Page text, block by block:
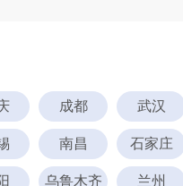
成都 武汉
南昌 石家庄
乌鲁木齐 兰州